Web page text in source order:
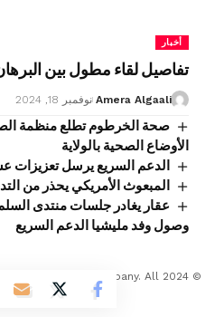
أخبار
تفاصيل لقاء مطول بين
Amera Algaali نوفمبر 18, 2024
صحة الخرطوم تطلع منظمة
الأوضاع الصحية بالولاية
الدعم السريع يرسل تعزيزات
المبعوث الأمريكي يحذر من
عقار يغادر جلسات منتدى السلم
وصول وفد مليشيا الدعم السريع
Developed Company. All
Reserved.